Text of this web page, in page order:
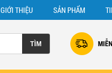
GIỚI THIỆU SẢN PHẨM